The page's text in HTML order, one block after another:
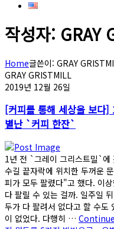
작성자: GRAY
Home글쓴이: GRAY
GRAY GRISTMILL
2019년 12월 26일
[커피를 통해 세상을 보다
별난 `커피 한잔`
1년 전 `그레이 그리스트밀`에
수길 끝자락에 위치한 두꺼운
피가 모두 팔렸다"고 했다. 이
다 팔릴 수 있는 걸까. 일주일
두가 다 팔려서 없다고 할 수도
이 없었다. 다행히 …